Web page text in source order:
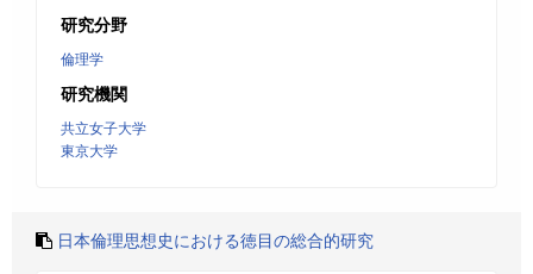
研究分野
倫理学
研究機関
共立女子大学
東京大学
日本倫理思想史における徳目の総合的研究